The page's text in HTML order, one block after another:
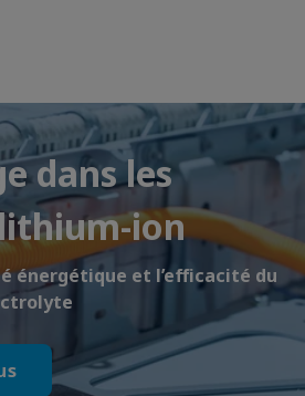
dans les
ion
énergétique et l’efficacité du